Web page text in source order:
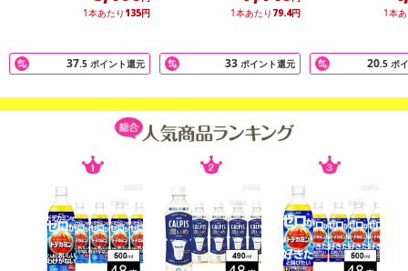
休業日
その他共通および商品カテゴリー別注意事項（※必ずご確認くだ
2026年07月09日 時点での情報となります。
1本あたり 135円
37.5 ポイント還元
1本あたり 79.4円
33 ポイント還元
1本
20.5 ポ